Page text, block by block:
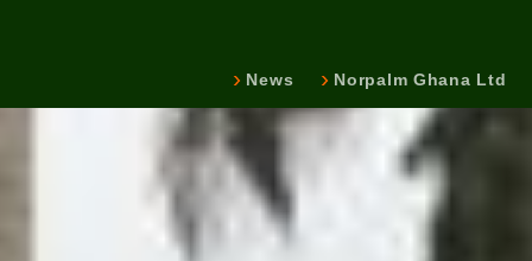
News Norpalm Ghana Ltd